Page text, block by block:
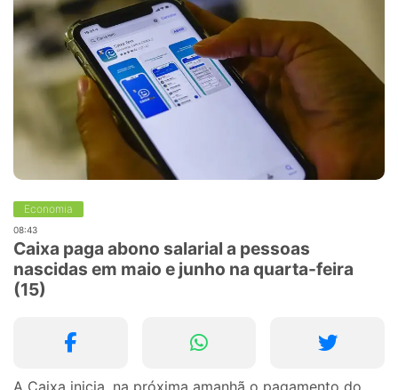
Economia
08:43
Caixa paga abono salarial a pessoas
nascidas em maio e junho na quarta-feira
(15)
A Caixa inicia, na próxima amanhã o pagamento do